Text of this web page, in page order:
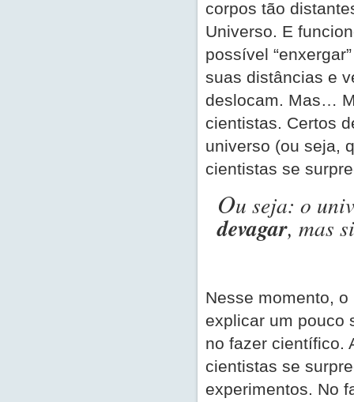
corpos tão
Universo. E
possível
suas distâncias e
deslocam. Mas…
cientistas. Certos
universo (ou seja,
cientistas se
Ou seja: o
devagar, mas
Nesse momento,
explicar um pouco
no fazer científico.
cientistas se
experimentos. No